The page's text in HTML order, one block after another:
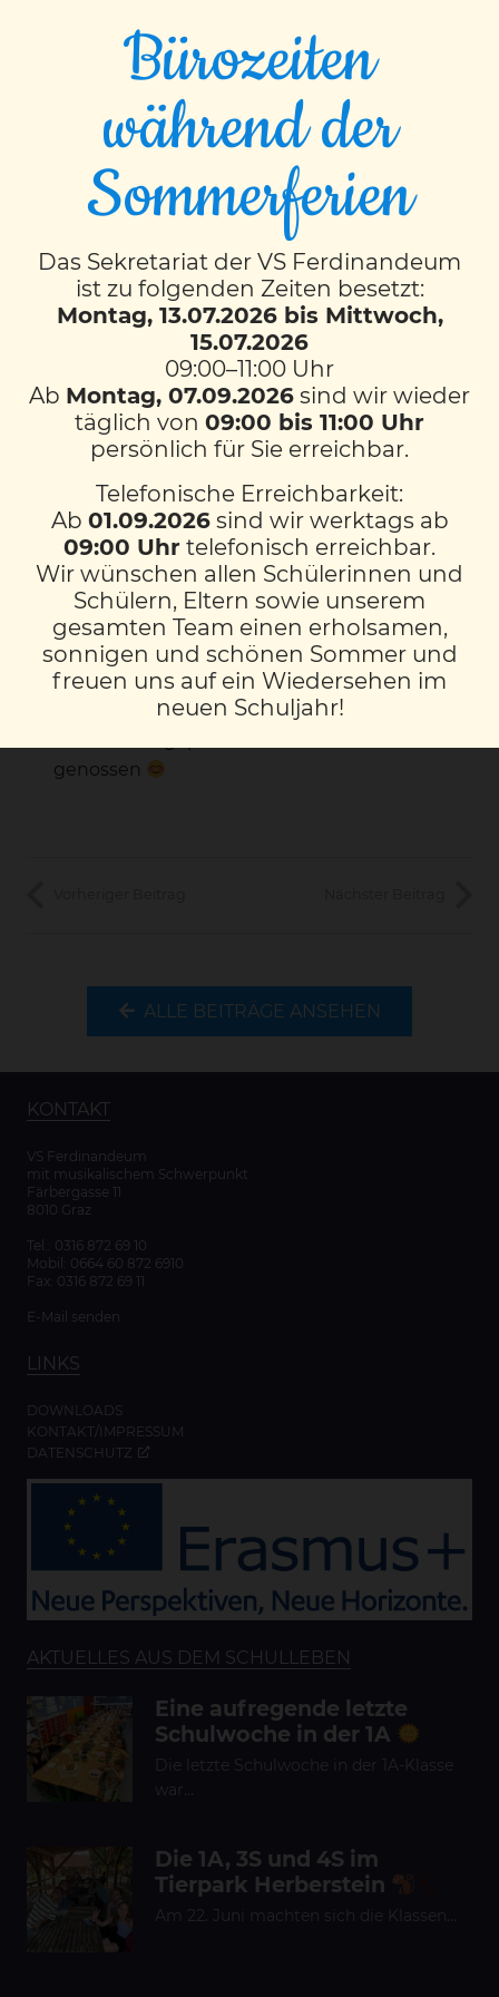
Eislaufen 3M & 4M
Die 3M und 4M hat heute gemeinsam das
wunderbare Wetter ausgenutzt und sich
aufs Eis begeben. Bei strahlendem
Sonnenschein verbrachten wir eine schöne
Zeit in der Winterwelt Graz und neben Frau
Feiner und Frau Spendier begleitete uns
auch noch Frau Siegl. Die Kinder haben sich
genossen
ALLE BEITRÄGE ANSEHEN
KONTAKT
VS Ferdinandeum
mit musikalischem Schwerpunkt
Färbergasse 11
8010 Graz
Tel.: 0316 872 69 10
Mobil: 0664 60 872 6910
Fax: 0316 872 69 11
E-Mail senden
LINKS
DOWNLOADS
KONTAKT/IMPRESSUM
DATENSCHUTZ
AKTUELLES AUS DEM SCHULLEBEN
Eine aufregende letzte
Schulwoche in der 1A
Die letzte Schulwoche in der 1A-Klasse
war…
Die 1A, 3S und 4S im
Tierpark Herberstein
Am 22. Juni machten sich die Klassen…
Bürozeiten
während der
Sommerferien
Das Sekretariat der VS Ferdinandeum
ist zu folgenden Zeiten besetzt:
Montag, 13.07.2026 bis Mittwoch,
15.07.2026
09:00–11:00 Uhr
Ab Montag, 07.09.2026 sind wir wieder
täglich von 09:00 bis 11:00 Uhr
persönlich für Sie erreichbar.
Telefonische Erreichbarkeit:
Ab 01.09.2026sind wir werktags ab
09:00 Uhr telefonisch erreichbar.
Wir wünschen allen Schülerinnen und
Schülern, Eltern sowie unserem
gesamten Team einen erholsamen,
sonnigen und schönen Sommer und
freuen uns auf ein Wiedersehen im
neuen Schuljahr!